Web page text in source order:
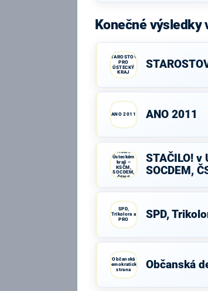
Konečné výsledky
STAROSTOVÉ
PRO
ÚSTECKÝ
KRAJ
ANO 2011 ANO 2011
STAČILO! v
Ústeckém
kraji –
KSČM,
SOCDEM,
ČSNS
STAČILO! v
SOCDEM,
SPD,
Trikolora a
PRO
SPD,
Občanská
demokratická
strana
Občanská